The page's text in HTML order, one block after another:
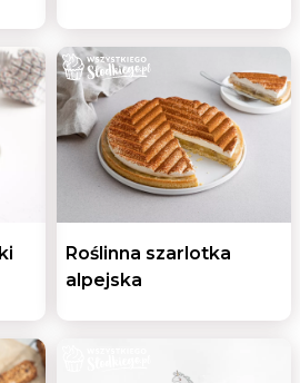
Roślinna szarlotka
alpejska